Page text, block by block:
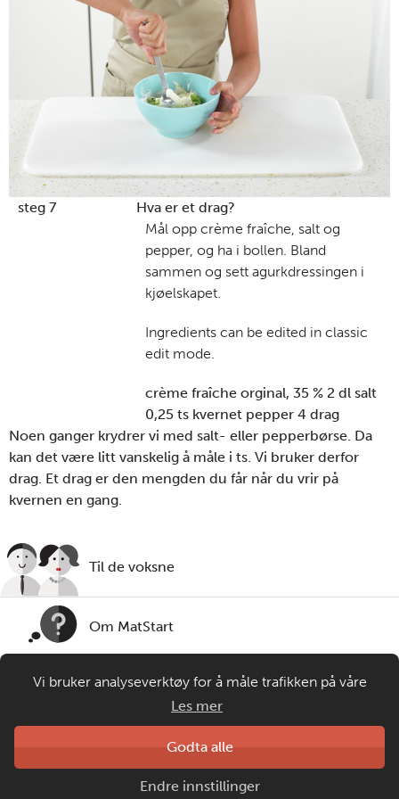
steg 7
Mål opp crème fraîche, salt og
pepper, og ha i bollen. Bland
sammen og sett agurkdressingen i
kjøelskapet.
Ingredients can be edited in classic
edit mode.
crème fraîche orginal, 35 % 2 dl salt
0,25 ts kvernet pepper 4 drag
Hva er et drag?
Noen ganger krydrer vi med salt- eller pepperbørse. Da
kan det være litt vanskelig å måle i ts. Vi bruker derfor
drag. Et drag er den mengden du får når du vrir på
kvernen en gang.
Til de voksne
Om MatStart
Kontakt oss
Copyright © 2026
Personvern og informasjonskapsler
Laget av
Matprat
Vi bruker analyseverktøy for å måle trafikken på våre
nettsider. Informasjonskapsler plasseres i din nettleser og
gir oss grunnlag for videreutvikling og drift av våre
tjenester. Om du velger å bruke matprat.no blir
anonymisert brukerdata samlet inn, men ingen
personopplysninger om deg vil samles eller lagres.
Les mer
Godta alle
Endre innstillinger